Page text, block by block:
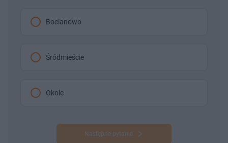
Bocianowo
Śródmieście
Okole
Następne pytanie